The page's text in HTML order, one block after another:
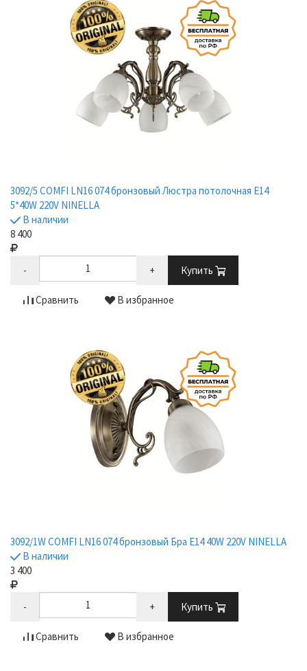
3092/5 COMFI LN16 074 бронзовый Люстра потолочная E14
5*40W 220V NINELLA
В наличии
8 400
- + Купить
Сравнить В избранное
3092/1W COMFI LN16 074 бронзовый Бра E14 40W 220V NINELLA
В наличии
3 400
- + Купить
Сравнить В избранное